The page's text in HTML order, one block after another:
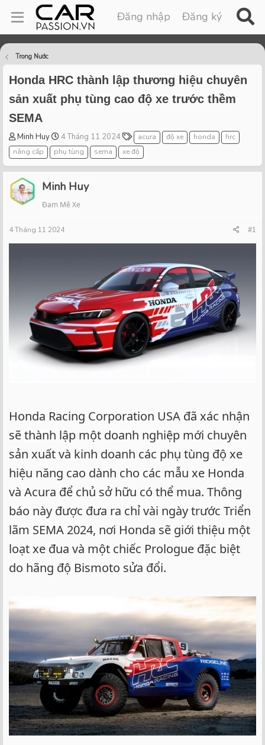
Đăng nhập Đăng ký
Trong Nước
Honda HRC thành lập thương hiệu chuyên
sản xuất phụ tùng cao độ xe trước thềm
SEMA
T
h
r
e
a
d
s
a
r
Minh Huy
S
t
a
r
t
a
e
4 Tháng 11 2024
T
a
g
s
acura độ xe honda
hrc
nâng cấp
phụ tùng sema xe độ
Minh Huy
Đam Mê Xe
4 Tháng 11 2024 #1
Honda Racing Corporation USA đã xác nhận
sẽ thành lập một doanh nghiệp mới chuyên
sản xuất và kinh doanh các phụ tùng độ xe
hiệu năng cao dành cho các mẫu xe Honda
và Acura để chủ sở hữu có thể mua. Thông
báo này được đưa ra chỉ vài ngày trước Triển
lãm SEMA 2024, nơi Honda sẽ giới thiệu một
loạt xe đua và một chiếc Prologue đặc biệt
do hãng độ Bismoto sửa đổi.